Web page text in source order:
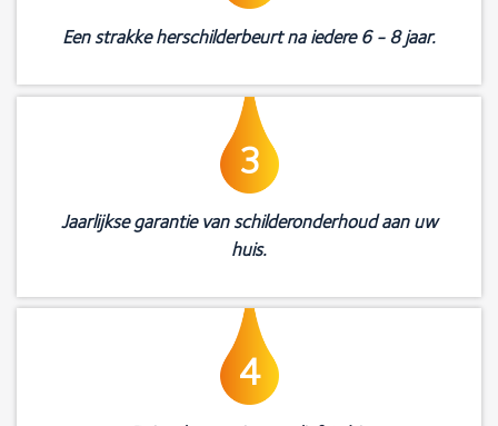
Een strakke herschilderbeurt na iedere 6 - 8 jaar.
3
Jaarlijkse garantie van schilderonderhoud aan uw
huis.
4